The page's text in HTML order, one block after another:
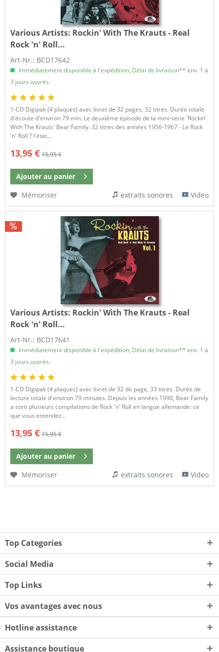
Various Artists: Rockin' With The Krauts - Real
Rock 'n' Roll...
Art-Nr.: BCD17642
Immédiatement disponible à l'expédition, Délai de livraison** env. 1 à
3 jours ouvrés.
1-CD Digipak (4 plaques) avec livret de 32 pages, 32 titres. Durée totale
d'écoute d'environ 79 min. Le deuxième épisode de la mini-série 'Rockin'
With The Krauts' Bear Family. 32 titres des années 1956-1967 - Le Rock
'n' Roll ? l'état...
13,95 € 15,95 €
Ajouter au panier
Mémoriser
extraits sonores Video
Various Artists: Rockin' With The Krauts - Real
Rock 'n' Roll...
Art-Nr.: BCD17641
Immédiatement disponible à l'expédition, Délai de livraison** env. 1 à
3 jours ouvrés.
​1-CD Digipak (4 plaques) avec livret de 32 de page, 33 titres. Durée de
lecture totale d'environ 79 minutes. Depuis les années 1990, Bear Family
a sorti plusieurs compilations de Rock 'n' Roll en langue allemande: ce
que vous entendez...
13,95 € 15,95 €
Ajouter au panier
Mémoriser
extraits sonores Video
Top Categories
Social Media
Top Links
Vos avantages avec nous
Hotline assistance
Assistance boutique